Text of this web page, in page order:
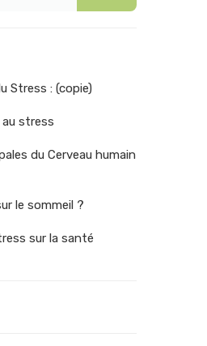
Stress : (copie)
stress
du Cerveau humain
le sommeil ?
sur la santé